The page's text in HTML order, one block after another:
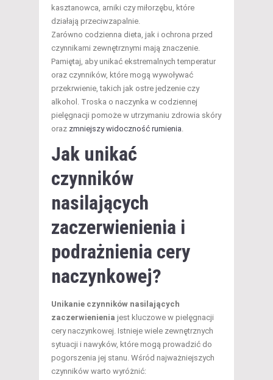
kasztanowca, arniki czy miłorzębu, które
działają przeciwzapalnie.
Zarówno codzienna dieta, jak i ochrona przed
czynnikami zewnętrznymi mają znaczenie.
Pamiętaj, aby unikać ekstremalnych temperatur
oraz czynników, które mogą wywoływać
przekrwienie, takich jak ostre jedzenie czy
alkohol. Troska o naczynka w codziennej
pielęgnacji pomoże w utrzymaniu zdrowia skóry
oraz zmniejszy widoczność rumienia.
Jak unikać
czynników
nasilających
zaczerwienienia i
podrażnienia cery
naczynkowej?
Unikanie czynników nasilających
zaczerwienienia jest kluczowe w pielęgnacji
cery naczynkowej. Istnieje wiele zewnętrznych
sytuacji i nawyków, które mogą prowadzić do
pogorszenia jej stanu. Wśród najważniejszych
czynników warto wyróżnić: